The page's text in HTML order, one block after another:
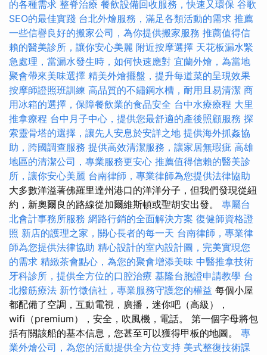
的各種需求 整脊治療 餐飲設備回收服務，快速又環保 谷歌
SEO的最佳實踐 台北外燴服務，滿足各類活動的需求 推薦
一些信譽良好的搬家公司，為你提供搬家服務 推薦值得信
賴的醫美診所，讓你安心美麗 附近按摩選擇 天花板漏水緊
急處理，當漏水發生時，如何快速應對 宜蘭外燴，為當地
聚會帶來美味選擇 精美外燴擺盤，提升每道菜的呈現效果
按摩師證照班訓練 高品質的不鏽鋼水槽，耐用且易清潔 商
用冰箱的選擇，保障餐飲業的食品安全 台中水療療程 大里
推拿療程 台中月子中心，提供您最舒適的產後照顧服務 探
索靈骨塔的選擇，讓先人安息於安詳之地 提供海外抓姦協
助，跨國調查服務 提供高效清潔服務，讓家居無瑕疵 高雄
地區的清潔公司，專業服務更安心 推薦值得信賴的醫美診
所，讓你安心美麗 台南律師，專業律師為您提供法律協助
大多數洋溢著佛羅里達州港口的洋洋分子，但我們發現從紐
約，新奧爾良的路線從加爾維斯頓或聖胡安出發。 專屬台
北會計事務所服務 網路行銷的全面解決方案 復健師資格證
照 新店的護理之家，關心長者的每一天 台南律師，專業律
師為您提供法律協助 精心設計的室內設計圖，完美實現您
的需求 精緻茶會點心，為您的聚會增添美味 中醫推拿技術
牙科診所，提供全方位的口腔治療 基隆台胞證申請教學 台
北撥筋療法 新竹徵信社，專業服務守護您的權益 每個小屋
都配備了空調，互動電視，廣播，迷你吧（高級），
wifi（premium），安全，吹風機，電話。 第一個字母將包
括有關該船的基本信息，您甚至可以獲得甲板的地圖。 專
業外燴公司，為您的活動提供全方位支持 美式整復技術課